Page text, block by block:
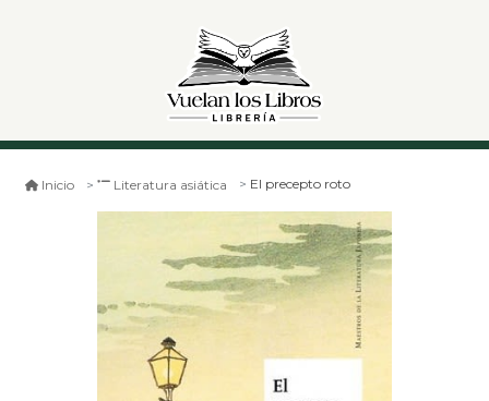
Inicio Literatura asiática El precepto roto